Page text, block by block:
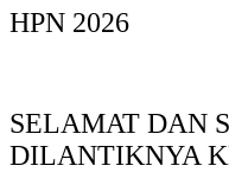
HPN 2026
SELAMAT DAN
DILANTIKNYA